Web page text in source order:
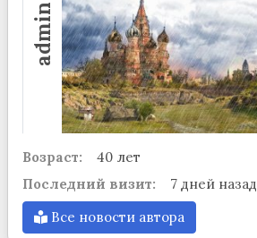
admin
Возраст:
40 лет
Последний визит:
7 дней назад
Все новости автора